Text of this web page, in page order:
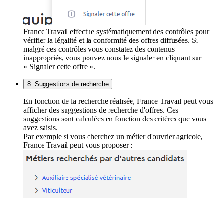
France Travail effectue systématiquement des contrôles pour
vérifier la légalité et la conformité des offres diffusées. Si
malgré ces contrôles vous constatez des contenus
inappropriés, vous pouvez nous le signaler en cliquant sur
« Signaler cette offre ».
8. Suggestions de recherche
En fonction de la recherche réalisée, France Travail peut vous
afficher des suggestions de recherche d'offres. Ces
suggestions sont calculées en fonction des critères que vous
avez saisis.
Par exemple si vous cherchez un métier d'ouvrier agricole,
France Travail peut vous proposer :